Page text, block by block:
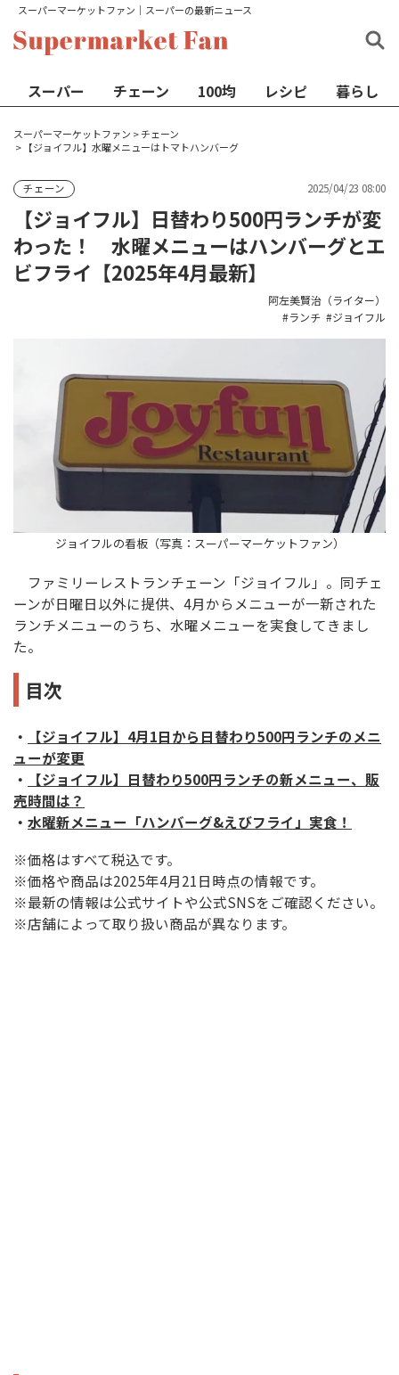
スーパーマーケットファン│スーパーの最新ニュース
スーパー チェーン 100均 レシピ 暮らし
スーパーマーケットファン >チェーン
> 【ジョイフル】水曜メニューはトマトハンバーグ
チェーン 2025/04/23 08:00
【ジョイフル】日替わり500円ランチが変
わった！ 水曜メニューはハンバーグとエ
ビフライ【2025年4月最新】
阿左美賢治（ライター）
ランチ
ジョイフル
ジョイフルの看板（写真：スーパーマーケットファン）
ファミリーレストランチェーン「ジョイフル」。同チェ
ーンが日曜日以外に提供、4月からメニューが一新された
ランチメニューのうち、水曜メニューを実食してきまし
た。
目次
・
【ジョイフル】4月1日から日替わり500円ランチのメニ
ューが変更
・
【ジョイフル】日替わり500円ランチの新メニュー、販
売時間は？
・ 水曜新メニュー「ハンバーグ&えびフライ」実食！
※価格はすべて税込です。
※価格や商品は2025年4月21日時点の情報です。
※最新の情報は公式サイトや公式SNSをご確認ください。
※店舗によって取り扱い商品が異なります。